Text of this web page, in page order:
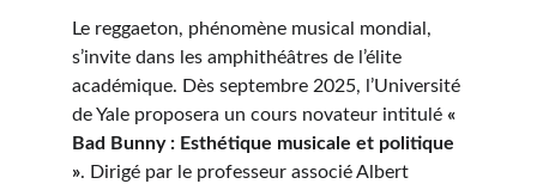
Le reggaeton, phénomène musical mondial,
s’invite dans les amphithéâtres de l’élite
académique. Dès septembre 2025, l’Université
de Yale proposera un cours novateur intitulé «
Bad Bunny : Esthétique musicale et politique
». Dirigé par le professeur associé Albert